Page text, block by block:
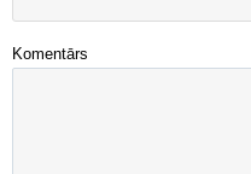
Komentārs